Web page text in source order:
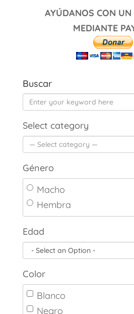
AYÚDANOS CON
MEDIANTE
Buscar
Select category
Género
Macho
Hembra
Edad
Color
Blanco
Negro